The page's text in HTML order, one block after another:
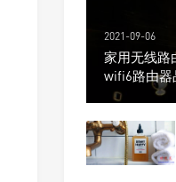
2021-09-06
家用无线路
wifi6路由器